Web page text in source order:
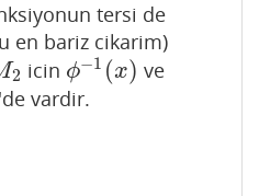
tersi de
en bariz cikarim)
2 icin ϕ−1 (x)
ϕ−1( x) ve
'de vardir.